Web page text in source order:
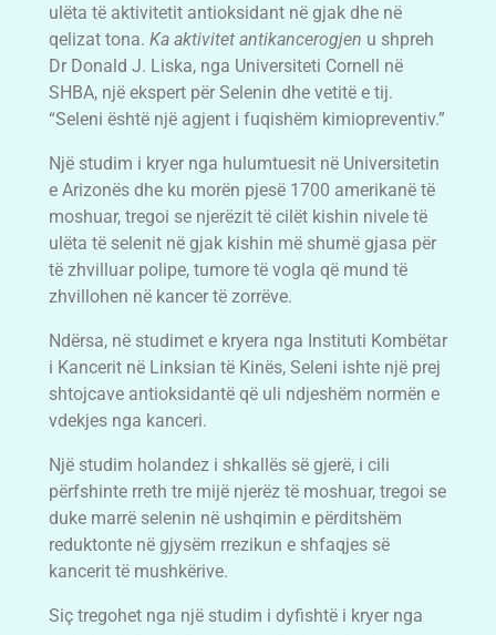
ulëta të aktivitetit antioksidant në gjak dhe në
qelizat tona. Ka aktivitet antikancerogjen u shpreh
Dr Donald J. Liska, nga Universiteti Cornell në
SHBA, një ekspert për Selenin dhe vetitë e tij.
“Seleni është një agjent i fuqishëm kimiopreventiv.”
Një studim i kryer nga hulumtuesit në Universitetin
e Arizonës dhe ku morën pjesë 1700 amerikanë të
moshuar, tregoi se njerëzit të cilët kishin nivele të
ulëta të selenit në gjak kishin më shumë gjasa për
të zhvilluar polipe, tumore të vogla që mund të
zhvillohen në kancer të zorrëve.
Ndërsa, në studimet e kryera nga Instituti Kombëtar
i Kancerit në Linksian të Kinës, Seleni ishte një prej
shtojcave antioksidantë që uli ndjeshëm normën e
vdekjes nga kanceri.
Një studim holandez i shkallës së gjerë, i cili
përfshinte rreth tre mijë njerëz të moshuar, tregoi se
duke marrë selenin në ushqimin e përditshëm
reduktonte në gjysëm rrezikun e shfaqjes së
kancerit të mushkërive.
Siç tregohet nga një studim i dyfishtë i kryer nga